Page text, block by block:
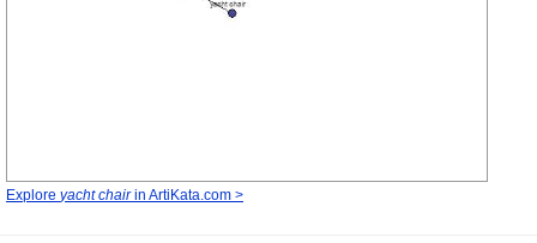
Explore yacht chairin ArtiKata.com >